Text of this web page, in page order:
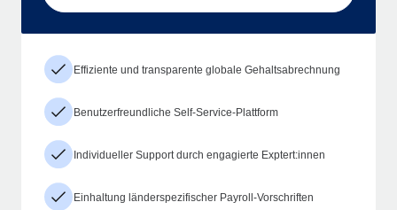
Effiziente und transparente globale Gehaltsabrechnung
Benutzerfreundliche Self-Service-Plattform
Individueller Support durch engagierte Exptert:innen
Einhaltung länderspezifischer Payroll-Vorschriften